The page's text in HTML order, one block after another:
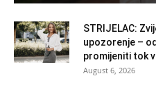
STRIJELAC:
upozorenje –
promijeniti tok
August 6, 2026